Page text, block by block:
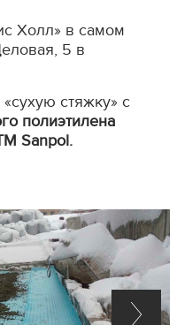
Холл» в самом
5 в
стяжку» с
полиэтилена
Sanpol.